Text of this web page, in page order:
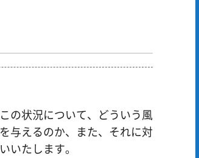
の状況について、どういう風
与えるのか、また、それに対
いたします。